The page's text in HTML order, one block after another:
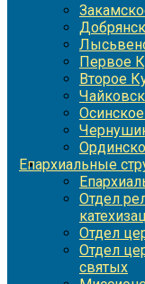
Первое
Второе
Епархиальные
Отдел
Отдел
Отдел
святых